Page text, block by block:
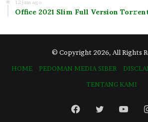
12 jam ago
Office 2021 Slim Full Version
© Copyright 2026, All Rights
HOME
PEDOMAN MEDIA SIBER
TENTANG KAMI
Facebook
Twitter